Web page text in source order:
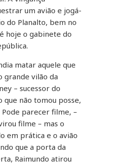
um avião e jogá-
do Planalto, bem no
hoje o gabinete do
matar aquele que
grande vilão da
– sucessor do
não tomou posse,
Pode parecer filme, –
filme – mas o
em prática e o avião
que a porta da
Raimundo atirou